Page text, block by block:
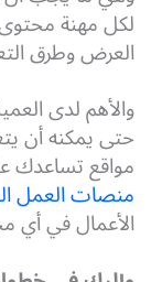
لكل مهنة
العرض وطرق
والأهم لدى
حتى يمكنه أن
مواقع تساعدك
منصات العمل
الأعمال في أي